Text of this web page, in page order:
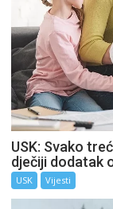
USK: Svako
dječiji dodatak
USK Vijesti